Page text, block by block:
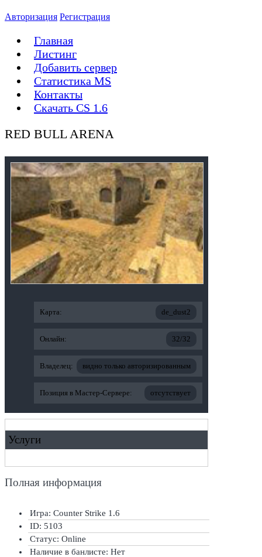
Авторизация Регистрация
Главная
Листинг
Добавить сервер
Статистика MS
Контакты
Скачать CS 1.6
RED BULL ARENA
Карта: de_dust2
Онлайн: 32/32
Владелец: видно только авторизированным
Позиция в Мастер-Сервере: отсутствует
Услуги
Полная информация
Игра: Counter Strike 1.6
ID: 5103
Статус: Online
Наличие в банлисте: Нет